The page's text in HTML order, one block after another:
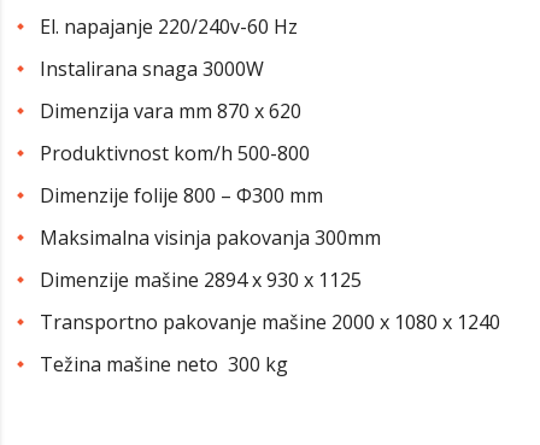
El. napajanje 220/240v-60 Hz
Instalirana snaga 3000W
Dimenzija vara mm 870 x 620
Produktivnost kom/h 500-800
Dimenzije folije 800 – Φ300 mm
Maksimalna visinja pakovanja 300mm
Dimenzije mašine 2894 x 930 x 1125
Transportno pakovanje mašine 2000 x 1080 x 1240
Težina mašine neto 300 kg